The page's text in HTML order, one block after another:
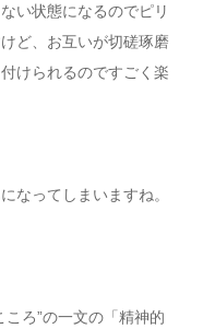
い状態になるのでピリ
ど、お互いが切磋琢磨
けられるのですごく楽
なってしまいますね。
ろ”の一文の「精神的